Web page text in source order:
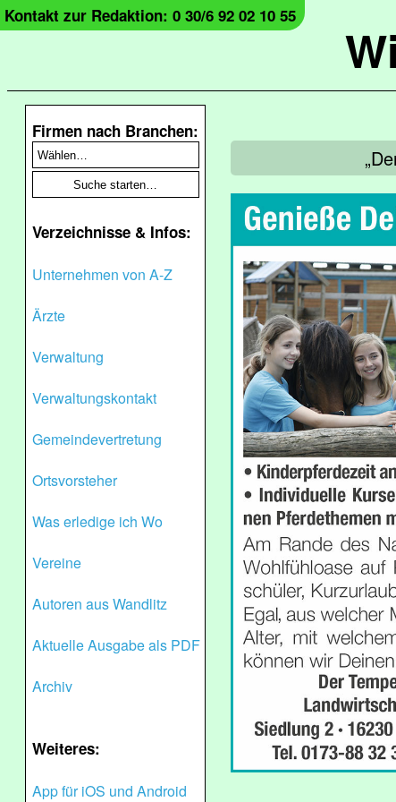
Kontakt zur Redaktion: 0 30/6 92 02 10 55
Firmen nach Branchen:
Verzeichnisse & Infos:
Unternehmen von A-Z
Ärzte
Verwaltung
Verwaltungskontakt
Gemeindevertretung
Ortsvorsteher
Was erledige ich Wo
Vereine
Autoren aus Wandlitz
Aktuelle Ausgabe als PDF
Archiv
Weiteres:
App für iOS und Android